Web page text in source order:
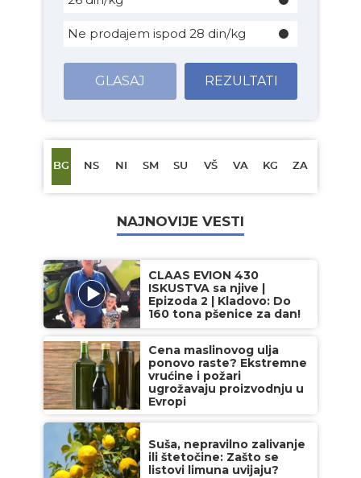
Ne prodajem ispod 28 din/kg
GLASAJ REZULTATI
BG NS NI SM SU VŠ VA KG ZA
NAJNOVIJE VESTI
CLAAS EVION 430
ISKUSTVA sa njive |
Epizoda 2 | Kladovo: Do
160 tona pšenice za dan!
Cena maslinovog ulja
ponovo raste? Ekstremne
vrućine i požari
ugrožavaju proizvodnju u
Evropi
Suša, nepravilno zalivanje
ili štetočine: Zašto se
listovi limuna uvijaju?